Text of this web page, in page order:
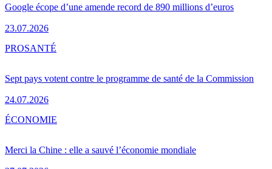
Google écope d’une amende record de 890 millions d’euros
23.07.2026
Sept pays votent contre le programme de santé de la Commission
24.07.2026
PROSANTÉ
Merci la Chine : elle a sauvé l’économie mondiale
ÉCONOMIE